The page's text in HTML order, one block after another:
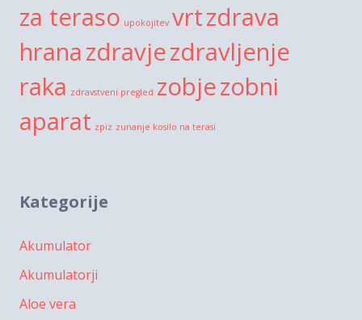
za teraso upokojitev vrtzdrava
hranazdravjezdravljenje
raka zdravstveni pregled zobjezobni
aparat zpiz zunanje kosilo na terasi
Kategorije
Akumulator
Akumulatorji
Aloe vera